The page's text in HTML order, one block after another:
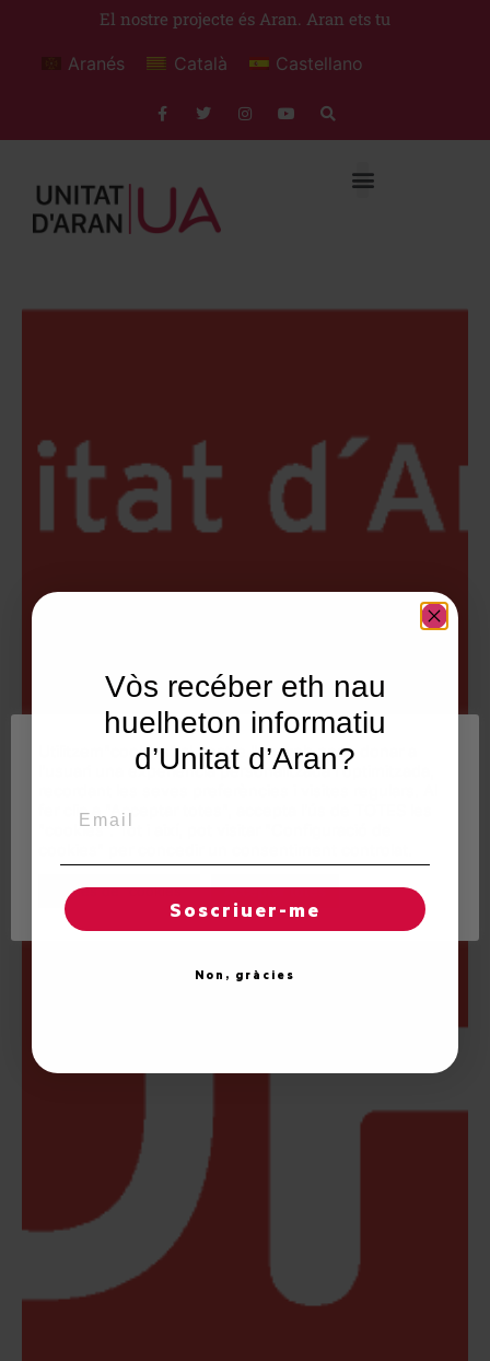
El nostre projecte és Aran. Aran ets tu
Aranés Català Castellano
Utilitzem"cookies" al nostre lloc web per a donar a
l'usuari una experiència personalitzada i optimitzada,
fer clic a "Acceptar totes", accepta l'ús de TOTES les
"cookies". Tot i així, pot visitar "Configuració de
Regles de "cookies" Acceptar totes
Vòs recéber eth nau
huelheton informatiu
d’Unitat d’Aran?
Soscriuer-me
Non, gràcies